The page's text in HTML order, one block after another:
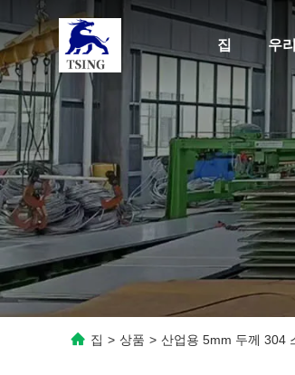
집 우
집 > 상품 > 산업용 5mm 두께 304